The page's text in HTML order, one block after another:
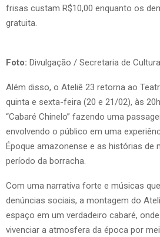
frisas custam R$10,00 enquanto os
gratuita.
Foto: Divulgação / Secretaria de
Além disso, o Ateliê 23 retorna ao
quinta e sexta-feira (20 e 21/02), às
“Cabaré Chinelo” fazendo uma
envolvendo o público em uma
Époque amazonense e as histórias de
período da borracha.
Com uma narrativa forte e músicas
denúncias sociais, a montagem do
espaço em um verdadeiro cabaré,
vivenciar a atmosfera da época por